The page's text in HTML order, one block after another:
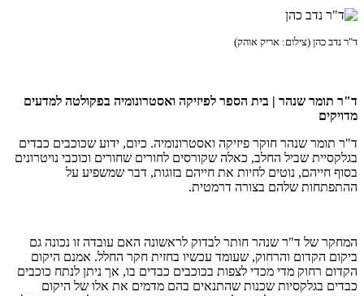
ד"ר נדב כהן (צילום: אריק אוהק)
ד"ר תומר שנהר | בית הספר לפיזיקה ואסטרונומיה בפקולטה למדעים
מדויקים
ד"ר תומר שנהר חוקר פיזיקה ואסטרונומיה. כיום, ידוע שכוכבים כבדים
בגלקסיית שביל החלב, כאלה שקורסים לחורים שחורים וכוכבי נויטרונים
בסוף חייהם, נוטים לחיות את חייהם בזוגות, דבר שמשפיע על
ההתפתחות שלהם בצורה דרמטית.
המחקר של ד"ר שנהר חותר לבדוק לראשונה האם עובדה זו נכונה גם
ביקום הקדום והרחוק, שעומד עכשיו בחזית חקר החלל. אמנם היקום
הקדום רחוק מדי מכדי לצפות בכוכבים כבדים בו, אך ניתן לנתח כוכבים
כבדים בגלקסיות שכנות שהתנאים בהם מדמים את אלו של היקום